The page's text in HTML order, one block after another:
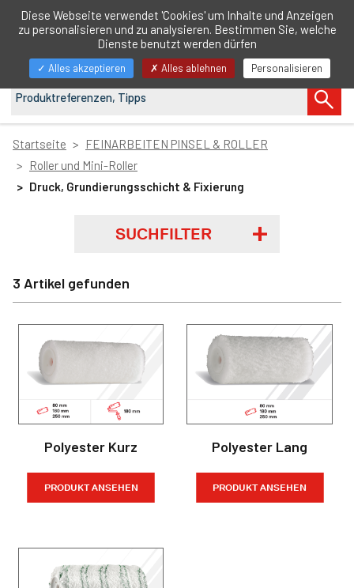
DE
anzeigen/ausblenden
Startseite
FEINARBEITEN PINSEL & ROLLER
Roller und Mini-Roller
Druck, Grundierungsschicht & Fixierung
SUCHFILTER
3 Artikel gefunden
Polyester Kurz
PRODUKT ANSEHEN
Polyester Lang
PRODUKT ANSEHEN
Diese Webseite verwendet 'Cookies' um Inhalte und Anzeigen
zu personalisieren und zu analysieren. Bestimmen Sie, welche
Dienste benutzt werden dürfen
Alles akzeptieren Alles ablehnen Personalisieren